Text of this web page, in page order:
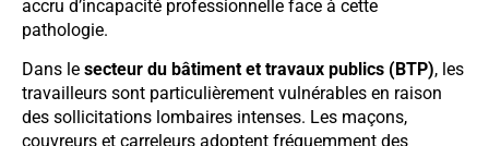
accru d’incapacité professionnelle face à cette
pathologie.
Dans le secteur du bâtiment et travaux publics (BTP), les
travailleurs sont particulièrement vulnérables en raison
des sollicitations lombaires intenses. Les maçons,
couvreurs et carreleurs adoptent fréquemment des